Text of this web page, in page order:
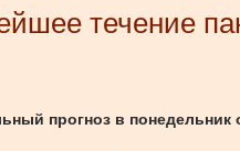
течение
прогноз в